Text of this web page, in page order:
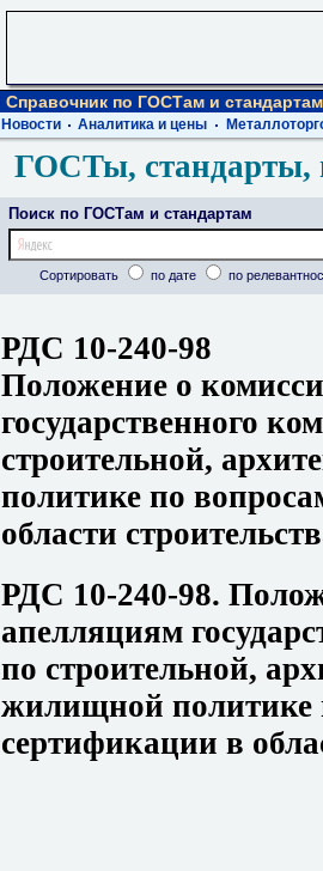
Справочник по ГОСТам и стандартам
Новости Аналитика и цены
ГОСТы, стандарты,
Поиск по ГОСТам и стандартам
Сортировать по дате по
РДС 10-240-98
Положение о
государственного
строительной,
политике по
области
РДС 10-240-98.
апелляциям
по строительной,
жилищной политике
сертификации в